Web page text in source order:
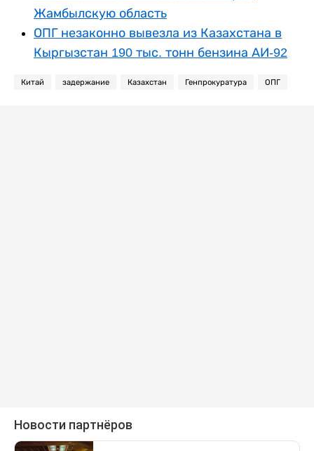
Жамбылскую область
ОПГ незаконно вывезла из Казахстана в
Кыргызстан 190 тыс. тонн бензина АИ-92
Китай задержание Казахстан Генпрокуратура ОПГ